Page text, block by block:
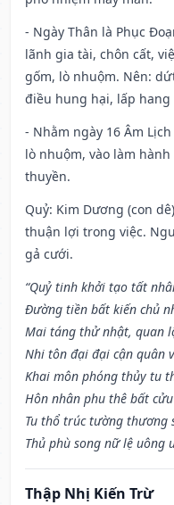
- Ngày Thân là Phục
lãnh gia tài, chôn cất,
gốm, lò nhuộm. Nên:
điều hung hại, lấp hang
- Nhằm ngày 16 Âm
lò nhuộm, vào làm
thuyền.
Quỷ: Kim Dương (con
thuận lợi trong việc.
gả cưới.
“Quỷ tinh khởi tạo tất
Đường tiền bất kiến chủ
Mai táng thử nhật, quan
Nhi tôn đại đại cận quân
Khai môn phóng thủy tu
Hôn nhân phu thê bất
Tu thổ trúc tường thương
Thủ phù song nữ lệ uông
Thập Nhị Kiến Trừ